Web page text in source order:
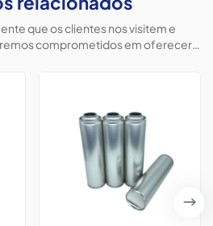
que os clientes nos visitem e
comprometidos em oferecer